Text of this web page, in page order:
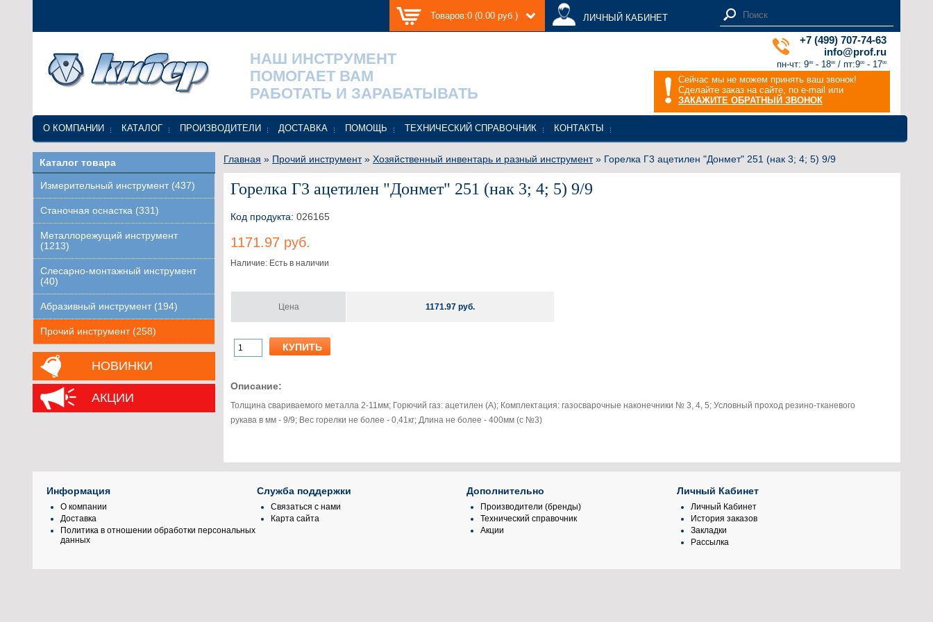
Товаров:0 (0.00 руб.) ЛИЧНЫЙ КАБИНЕТ
НАШ ИНСТРУМЕНТ
ПОМОГАЕТ ВАМ
РАБОТАТЬ И ЗАРАБАТЫВАТЬ
+7 (499) 707-74-63
info@prof.ru
пн-чт: 900 - 1800 / пт:900 - 1700
Сейчас мы не можем принять ваш звонок!
Сделайте заказ на сайте, по e-mail или
ЗАКАЖИТЕ ОБРАТНЫЙ ЗВОНОК
О КОМПАНИИ КАТАЛОГ ПРОИЗВОДИТЕЛИ ДОСТАВКА ПОМОЩЬ ТЕХНИЧЕСКИЙ СПРАВОЧНИК КОНТАКТЫ
Каталог товара
Измерительный инструмент (437)
Станочная оснастка (331)
Металлорежущий инструмент
(1213)
Слесарно-монтажный инструмент
(40)
Абразивный инструмент (194)
Прочий инструмент (258)
НОВИНКИ
АКЦИИ
Главная » Прочий инструмент» Хозяйственный инвентарь и разный инструмент» Горелка Г3 ацетилен "Донмет" 251 (нак 3; 4; 5) 9/9
Горелка Г3 ацетилен "Донмет" 251 (нак 3; 4; 5) 9/9
Код продукта: 026165
1171.97 руб.
Наличие: Есть в наличии
Цена 1171.97 руб.
Описание:
Толщина свариваемого металла 2-11мм; Горючий газ: ацетилен (А); Комплектация: газосварочные наконечники № 3, 4, 5; Условный проход резино-тканевого
рукава в мм - 9/9; Вес горелки не более - 0,41кг; Длина не более - 400мм (с №3)
Информация
О компании
Доставка
Политика в отношении обработки персональных
данных
Служба поддержки
Связаться с нами
Карта сайта
Дополнительно
Производители (бренды)
Технический справочник
Акции
Личный Кабинет
Личный Кабинет
История заказов
Закладки
Рассылка